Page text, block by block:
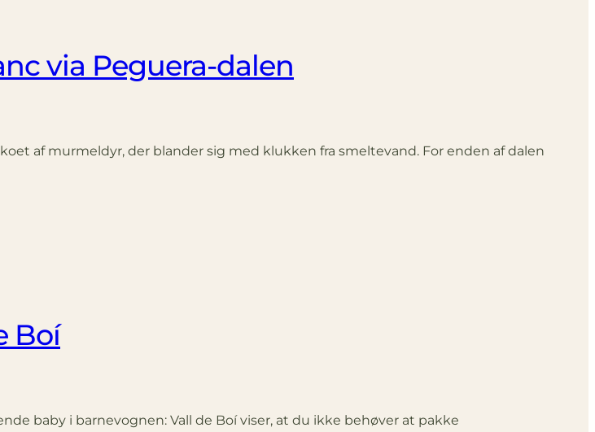
via Peguera-dalen
af murmeldyr, der blander sig med klukken fra smeltevand. For enden af dalen
Boí
baby i barnevognen: Vall de Boí viser, at du ikke behøver at pakke